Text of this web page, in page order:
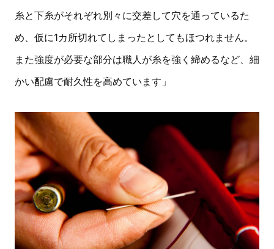
糸と下糸がそれぞれ別々に交差して穴を通っているた
め、仮に1カ所切れてしまったとしてもほつれません。
また強度が必要な部分は職人が糸を強く締めるなど、細
かい配慮で耐久性を高めています」